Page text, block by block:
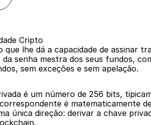
Cripto
lhe dá a capacidade de assinar
senha mestra dos seus fundos,
sem exceções e sem apelação.
é um número de 256 bits,
é matematicamente
única direção: derivar a chave